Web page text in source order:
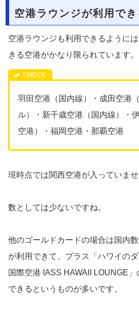
空港ラウンジが利用でき
空港ラウンジも利用できるように
きる空港がかなり限られています。
羽田空港（国内線）・成田空港
ル）・新千歳空港（国内線）・
空港）・福岡空港・那覇空港
現時点では関西空港が入っていませ
数としては少ないですね。
他のゴールドカードの場合は国内
が利用できて、プラス「ハワイの
国際空港 IASS HAWAII LOUNGE
できるというものが多いです。